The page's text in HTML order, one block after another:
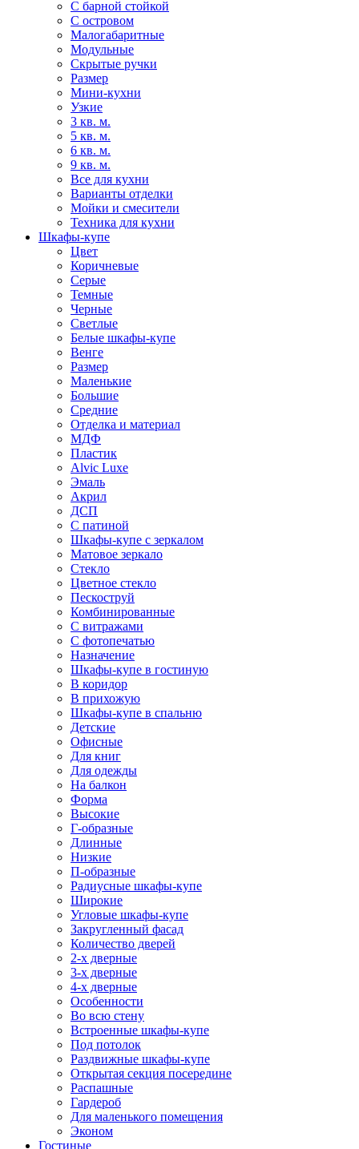
С барной стойкой
С островом
Малогабаритные
Модульные
Скрытые ручки
Размер
Мини-кухни
Узкие
3 кв. м.
5 кв. м.
6 кв. м.
9 кв. м.
Все для кухни
Варианты отделки
Мойки и смесители
Техника для кухни
Шкафы-купе
Цвет
Коричневые
Серые
Темные
Черные
Светлые
Белые шкафы-купе
Венге
Размер
Маленькие
Большие
Средние
Отделка и материал
МДФ
Пластик
Alvic Luxe
Эмаль
Акрил
ДСП
С патиной
Шкафы-купе с зеркалом
Матовое зеркало
Стекло
Цветное стекло
Пескоструй
Комбинированные
С витражами
С фотопечатью
Назначение
Шкафы-купе в гостиную
В коридор
В прихожую
Шкафы-купе в спальню
Детские
Офисные
Для книг
Для одежды
На балкон
Форма
Высокие
Г-образные
Длинные
Низкие
П-образные
Радиусные шкафы-купе
Широкие
Угловые шкафы-купе
Закругленный фасад
Количество дверей
2-х дверные
3-х дверные
4-х дверные
Особенности
Во всю стену
Встроенные шкафы-купе
Под потолок
Раздвижные шкафы-купе
Открытая секция посередине
Распашные
Гардероб
Для маленького помещения
Эконом
Гостиные